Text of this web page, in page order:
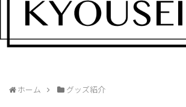
ホーム グッズ紹介